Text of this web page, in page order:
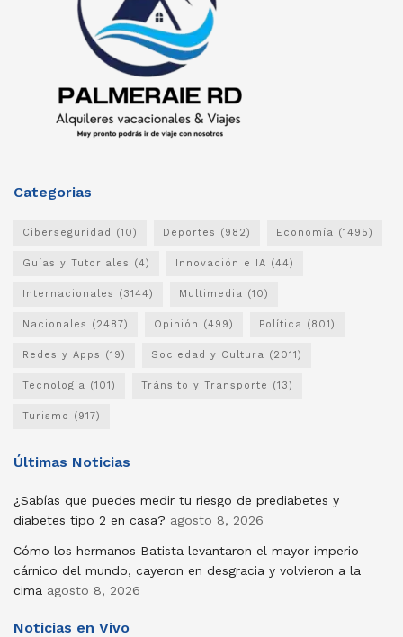
Categorias
Ciberseguridad (10) Deportes (982) Economía (1495)
Guías y Tutoriales (4) Innovación e IA (44)
Internacionales (3144) Multimedia (10)
Nacionales (2487) Opinión (499) Política (801)
Redes y Apps (19) Sociedad y Cultura (2011)
Tecnología (101) Tránsito y Transporte (13)
Turismo (917)
Últimas Noticias
¿Sabías que puedes medir tu riesgo de prediabetes y
diabetes tipo 2 en casa? agosto 8, 2026
Cómo los hermanos Batista levantaron el mayor imperio
cárnico del mundo, cayeron en desgracia y volvieron a la
cima agosto 8, 2026
Noticias en Vivo